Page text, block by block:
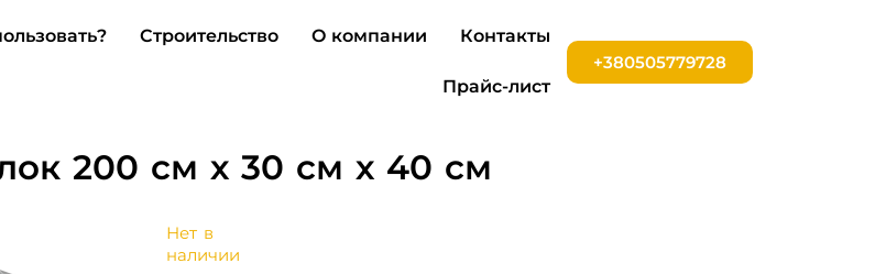
Строительство О компании Контакты
Прайс-лист
+380505779728
200 см х 30 см х 40 см
Нет в
наличии